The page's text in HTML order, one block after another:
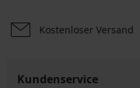
Kostenloser Versand
Kundenservice